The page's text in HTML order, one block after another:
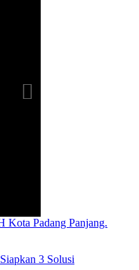
3 Solusi